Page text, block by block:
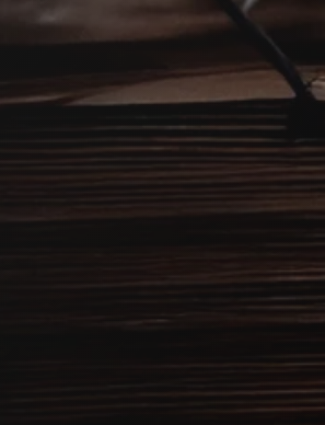
i Rømø
først viser sig.
dig videre til lokale
løsning.